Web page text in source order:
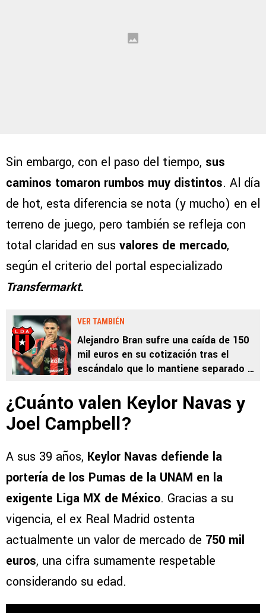
Sin embargo, con el paso del tiempo, sus
caminos tomaron rumbos muy distintos. Al día
de hot, esta diferencia se nota (y mucho) en el
terreno de juego, pero también se refleja con
total claridad en sus valores de mercado,
según el criterio del portal especializado
Transfermarkt.
VER TAMBIÉN
Alejandro Bran sufre una caída de 150
mil euros en su cotización tras el
escándalo que lo mantiene separado de
¿Cuánto valen Keylor Navas y
Joel Campbell?
A sus 39 años, Keylor Navas defiende la
portería de los Pumas de la UNAM en la
exigente Liga MX de México. Gracias a su
vigencia, el ex Real Madrid ostenta
actualmente un valor de mercado de 750 mil
euros, una cifra sumamente respetable
considerando su edad.